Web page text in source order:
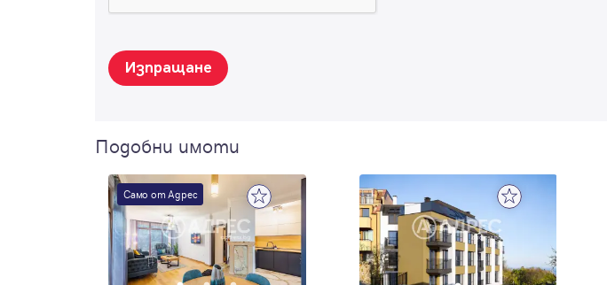
Изпращане
Подобни имоти
Само от Адрес